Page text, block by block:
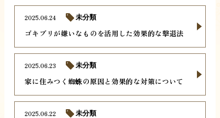
ゴキブリが嫌いなものを活用した効果的な撃退法
2025.06.24 未分類
家に住みつく蜘蛛の原因と効果的な対策について
2025.06.23 未分類
2025.06.22 未分類